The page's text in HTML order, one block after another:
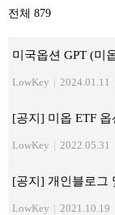
전체 879
미국옵션 GPT (미
LowKey | 2024.01.11
[공지] 미옵 ETF
LowKey | 2022.05.31
[공지] 개인블로그
LowKey | 2021.10.19